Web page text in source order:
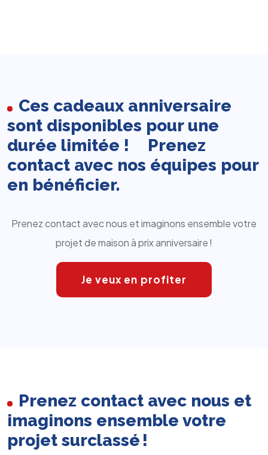
Ces cadeaux anniversaire
sont disponibles pour une
durée limitée ! Prenez
contact avec nos équipes pour
en bénéficier.
Prenez contact avec nous et imaginons ensemble votre
projet de maison à prix anniversaire !
Je veux en profiter
Prenez contact avec nous et
imaginons ensemble votre
projet surclassé !